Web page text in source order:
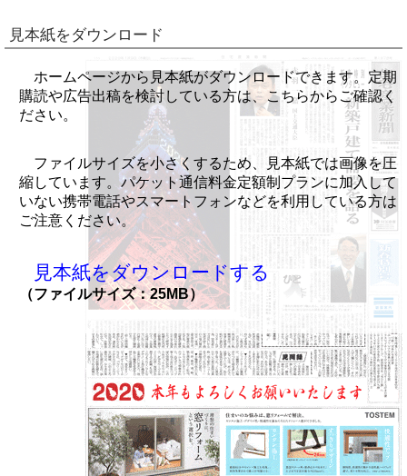
見本紙をダウンロード
ホームページから見本紙がダウンロードできます。定期
購読や広告出稿を検討している方は、こちらからご確認く
ださい。
ファイルサイズを小さくするため、見本紙では画像を圧
縮しています。パケット通信料金定額制プランに加入して
いない携帯電話やスマートフォンなどを利用している方は
ご注意ください。
見本紙をダウンロードする
（ファイルサイズ：25MB）